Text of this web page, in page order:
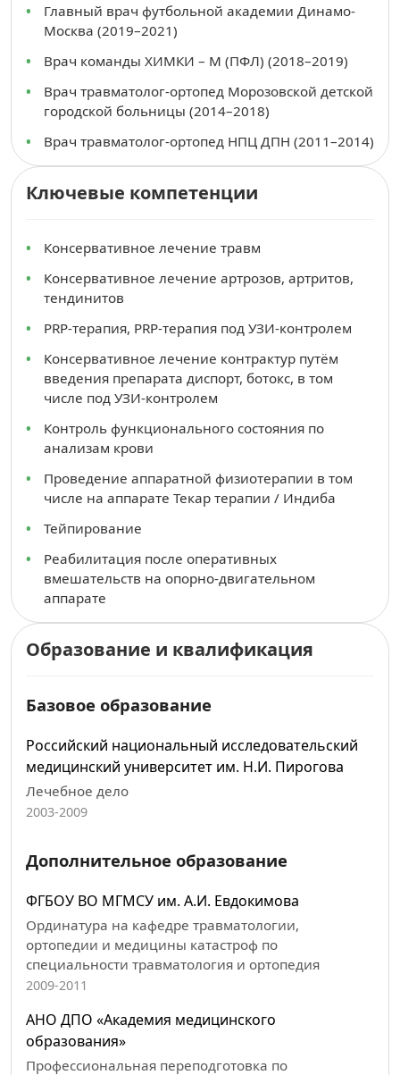
Главный врач футбольной академии Динамо-
Москва (2019–2021)
Врач команды ХИМКИ – М (ПФЛ) (2018–2019)
Врач травматолог-ортопед Морозовской детской
городской больницы (2014–2018)
Врач травматолог-ортопед НПЦ ДПН (2011–2014)
Ключевые компетенции
Консервативное лечение травм
Консервативное лечение артрозов, артритов,
тендинитов
PRP-терапия, PRP-терапия под УЗИ-контролем
Консервативное лечение контрактур путём
введения препарата диспорт, ботокс, в том
числе под УЗИ-контролем
Контроль функционального состояния по
анализам крови
Проведение аппаратной физиотерапии в том
числе на аппарате Текар терапии / Индиба
Тейпирование
Реабилитация после оперативных
вмешательств на опорно-двигательном
аппарате
Образование и квалификация
Базовое образование
Российский национальный исследовательский
медицинский университет им. Н.И. Пирогова
Лечебное дело
2003-2009
Дополнительное образование
ФГБОУ ВО МГМСУ им. А.И. Евдокимова
Ординатура на кафедре травматологии,
ортопедии и медицины катастроф по
специальности травматология и ортопедия
2009-2011
АНО ДПО «Академия медицинского
образования»
Профессиональная переподготовка по